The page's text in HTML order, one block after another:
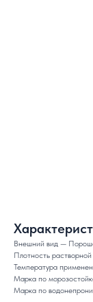
Внешний вид —
Плотность
Температура
Марка по
Марка по